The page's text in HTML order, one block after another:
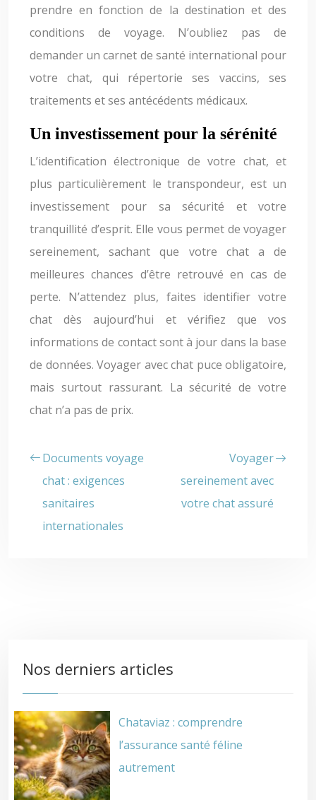
prendre en fonction de la destination et des
conditions de voyage. N’oubliez pas de
demander un carnet de santé international pour
votre chat, qui répertorie ses vaccins, ses
traitements et ses antécédents médicaux.
Un investissement pour la sérénité
L’identification électronique de votre chat, et
plus particulièrement le transpondeur, est un
investissement pour sa sécurité et votre
tranquillité d’esprit. Elle vous permet de voyager
sereinement, sachant que votre chat a de
meilleures chances d’être retrouvé en cas de
perte. N’attendez plus, faites identifier votre
chat dès aujourd’hui et vérifiez que vos
informations de contact sont à jour dans la base
de données. Voyager avec chat puce obligatoire,
mais surtout rassurant. La sécurité de votre
chat n’a pas de prix.
Documents voyage
chat : exigences
sanitaires
internationales
Voyager
sereinement avec
votre chat assuré
Nos derniers articles
Chataviaz : comprendre
l’assurance santé féline
autrement